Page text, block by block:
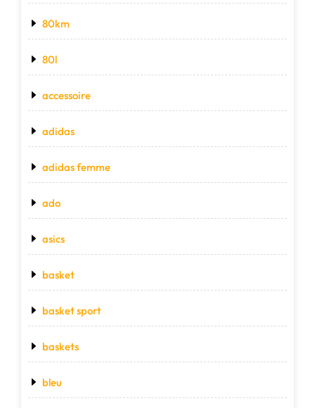
80km
80l
accessoire
adidas
adidas femme
ado
asics
basket
basket sport
baskets
bleu